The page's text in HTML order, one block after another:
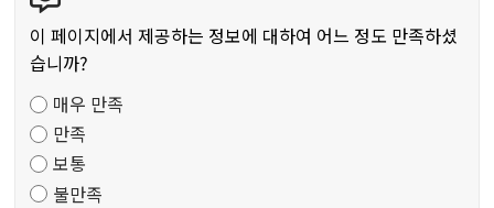
츠
만
도
조
사
이 페이지에서 제공하는 정보에 대하여 어느 정도 만족하셨
습니까?
매우 만족
만족
보통
불만족